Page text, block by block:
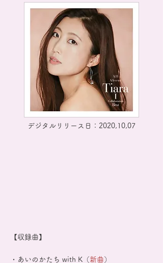
デジタルリリース日：2020,10,07
【収録曲】
・あいのかたち with K（ 新曲 ）